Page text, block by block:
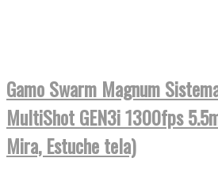
Gamo Swarm Magnum
MultiShot GEN3i 1300fps
Mira, Estuche tela)